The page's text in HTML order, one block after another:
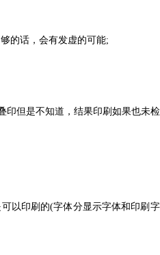
的话，会有发虚的可能;
但是不知道，结果印刷如果也未
以印刷的(字体分显示字体和印